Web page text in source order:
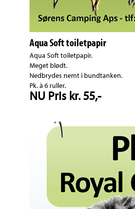
Aqua Soft toiletpapir
Aqua Soft toiletpapir.
Meget blødt.
Nedbrydes nemt i bundtanken.
Pk. à 6 ruller.
NU Pris kr. 55,-